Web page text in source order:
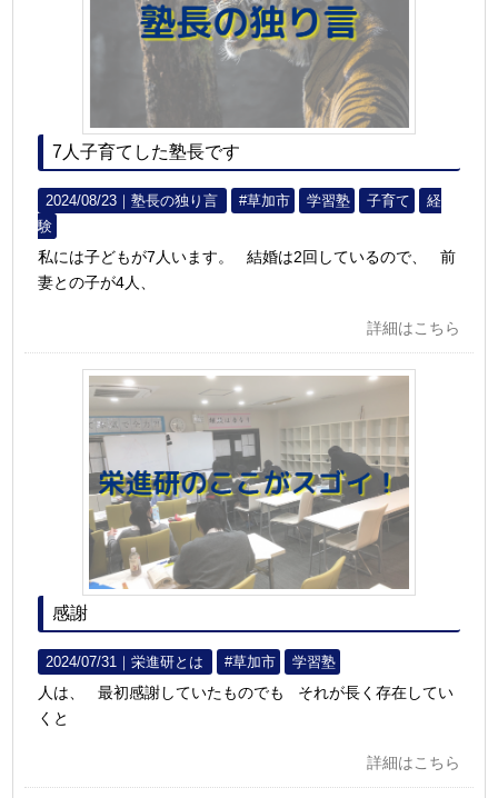
7人子育てした塾長です
2024/08/23｜塾長の独り言 #草加市 学習塾 子育て
経
験
私には子どもが7人います。 結婚は2回しているので、 前
妻との子が4人、
詳細はこちら
感謝
2024/07/31｜栄進研とは #草加市 学習塾
人は、 最初感謝していたものでも それが長く存在してい
くと
詳細はこちら